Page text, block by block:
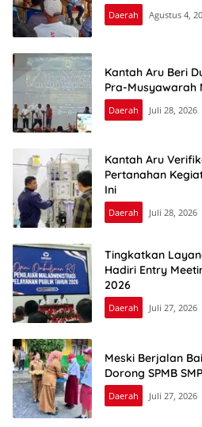
Daerah Agustus 4,
Kantah Aru Beri
Pra-Musyawarah
Daerah Juli 28, 2026
Kantah Aru
Pertanahan
Ini
Daerah Juli 28, 2026
Tingkatkan
Hadiri Entry
2026
Daerah Juli 27, 2026
Meski Berjalan
Dorong SPMB
Daerah Juli 27, 2026